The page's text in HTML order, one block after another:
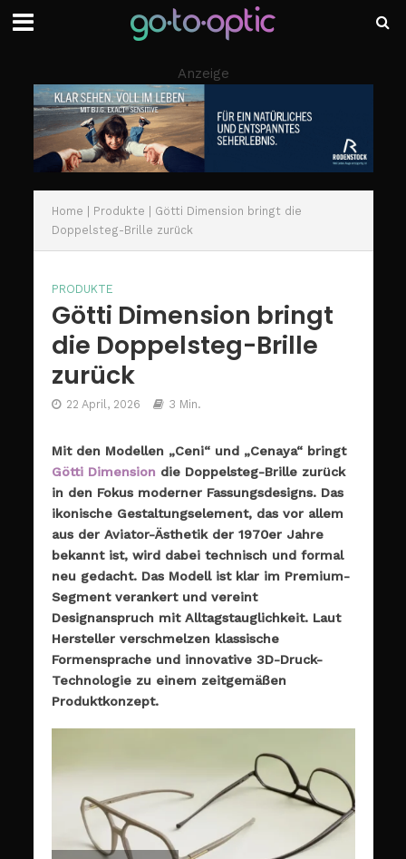
Anzeige
Home | Produkte | Götti Dimension bringt die
Doppelsteg-Brille zurück
PRODUKTE
Götti Dimension bringt
die Doppelsteg-Brille
zurück
22 April, 2026 3 Min.
Mit den Modellen „Ceni“ und „Cenaya“ bringt
Götti Dimension die Doppelsteg-Brille zurück
in den Fokus moderner Fassungsdesigns. Das
ikonische Gestaltungselement, das vor allem
aus der Aviator-Ästhetik der 1970er Jahre
bekannt ist, wird dabei technisch und formal
neu gedacht. Das Modell ist klar im Premium-
Segment verankert und vereint
Designanspruch mit Alltagstauglichkeit. Laut
Hersteller verschmelzen klassische
Formensprache und innovative 3D-Druck-
Technologie zu einem zeitgemäßen
Produktkonzept.